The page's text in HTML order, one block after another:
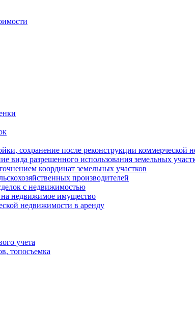
сохранение после реконструкции коммерческой
вида разрешенного использования земельных
координат земельных участков
производителей
с недвижимостью
на недвижимое имущество
недвижимости в аренду
учета
топосъемка